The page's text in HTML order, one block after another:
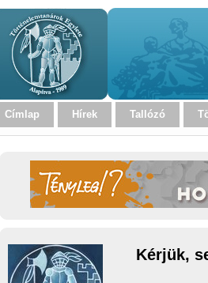
Címlap Hírek Tallózó
Kérjük,